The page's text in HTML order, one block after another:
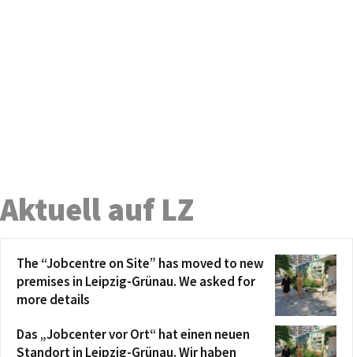
Aktuell auf LZ
The “Jobcentre on Site” has moved to new
premises in Leipzig-Grünau. We asked for
more details
Das „Jobcenter vor Ort“ hat einen neuen
Standort in Leipzig-Grünau. Wir haben